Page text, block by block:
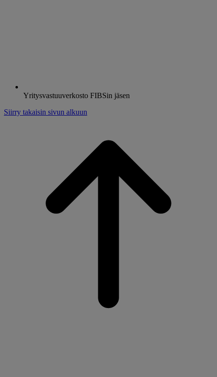
Yritysvastuuverkosto FIBSin jäsen
Siirry takaisin sivun alkuun